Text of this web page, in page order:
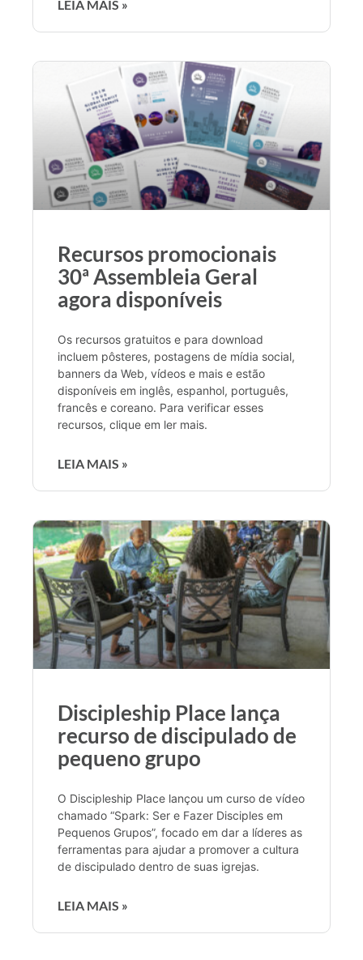
LEIA MAIS »
Recursos promocionais
30ª Assembleia Geral
agora disponíveis
Os recursos gratuitos e para download
incluem pôsteres, postagens de mídia social,
banners da Web, vídeos e mais e estão
disponíveis em inglês, espanhol, português,
francês e coreano. Para verificar esses
recursos, clique em ler mais.
LEIA MAIS »
Discipleship Place lança
recurso de discipulado de
pequeno grupo
O Discipleship Place lançou um curso de vídeo
chamado “Spark: Ser e Fazer Disciples em
Pequenos Grupos”, focado em dar a líderes as
ferramentas para ajudar a promover a cultura
de discipulado dentro de suas igrejas.
LEIA MAIS »